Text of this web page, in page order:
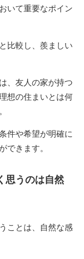
いて重要なポイン
比較し、羨ましい
、友人の家が持つ
想の住まいとは何
件や希望が明確に
できます。
思うのは自然
ことは、自然な感